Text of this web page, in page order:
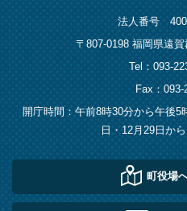
法人番号
〒807-0198 福岡県遠
Tel：093-
Fax：093-
開庁時間：午前8時30分から午後
日・12月29日か
町役場